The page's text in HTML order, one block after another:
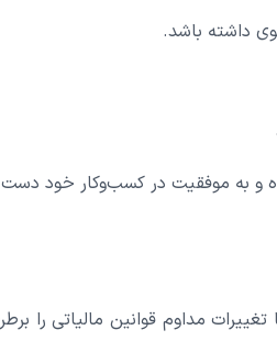
داشته باشد.
و به موفقیت در کسب‌وکار خود
مداوم قوانین مالیاتی را